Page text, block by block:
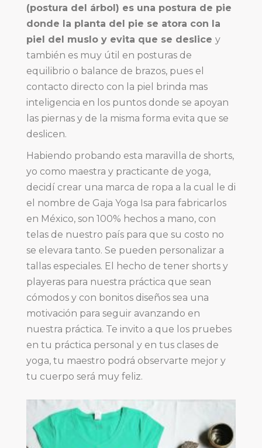
(postura del árbol) es una postura de pie
donde la planta del pie se atora con la
piel del muslo y evita que se deslice y
también es muy útil en posturas de
equilibrio o balance de brazos, pues el
contacto directo con la piel brinda mas
inteligencia en los puntos donde se apoyan
las piernas y de la misma forma evita que se
deslicen.
Habiendo probando esta maravilla de shorts,
yo como maestra y practicante de yoga,
decidí crear una marca de ropa a la cual le di
el nombre de Gaja Yoga Isa para fabricarlos
en México, son 100% hechos a mano, con
telas de nuestro país para que su costo no
se elevara tanto. Se pueden personalizar a
tallas especiales. El hecho de tener shorts y
playeras para nuestra práctica que sean
cómodos y con bonitos diseños sea una
motivación para seguir avanzando en
nuestra práctica. Te invito a que los pruebes
en tu práctica personal y en tus clases de
yoga, tu maestro podrá observarte mejor y
tu cuerpo será muy feliz.